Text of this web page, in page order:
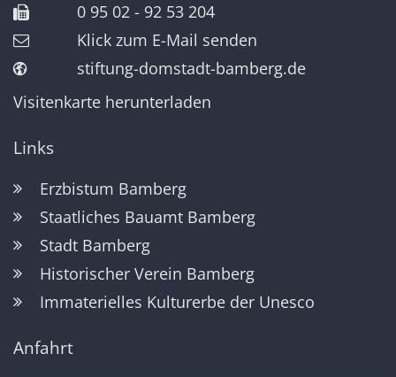
0 95 02 - 92 53 204
Klick zum E-Mail senden
stiftung-domstadt-bamberg.de
Visitenkarte herunterladen
Links
Erzbistum Bamberg
Staatliches Bauamt Bamberg
Stadt Bamberg
Historischer Verein Bamberg
Immaterielles Kulturerbe der Unesco
Anfahrt